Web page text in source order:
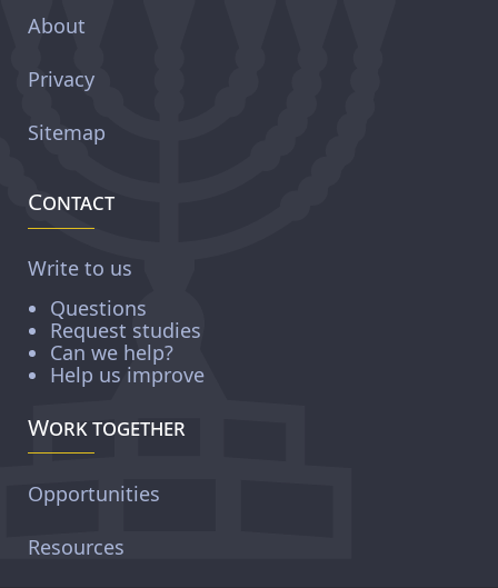
About
Privacy
Sitemap
Contact
Write to us
Questions
Request studies
Can we help?
Help us improve
Work together
Opportunities
Resources